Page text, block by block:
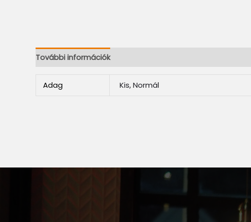
További információk
Adag Kis, Normál